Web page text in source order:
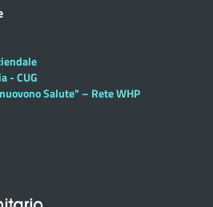
- CUG
Salute" – Rete WHP